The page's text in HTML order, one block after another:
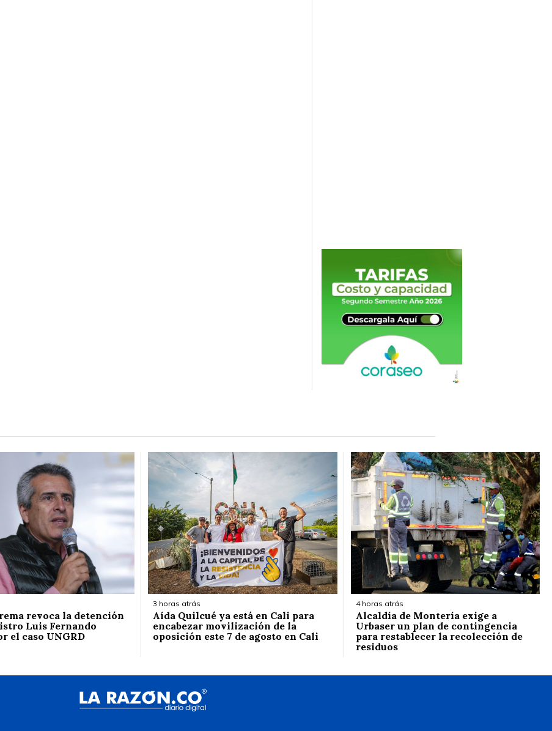
revoca la detención
Luis Fernando
el caso UNGRD
3 horas atrás
Aída Quilcué ya está en Cali para
encabezar movilización de la
oposición este 7 de agosto en Cali
4 horas atrás
Alcaldía de Montería exige a
Urbaser un plan de contingencia
para restablecer la recolección de
residuos